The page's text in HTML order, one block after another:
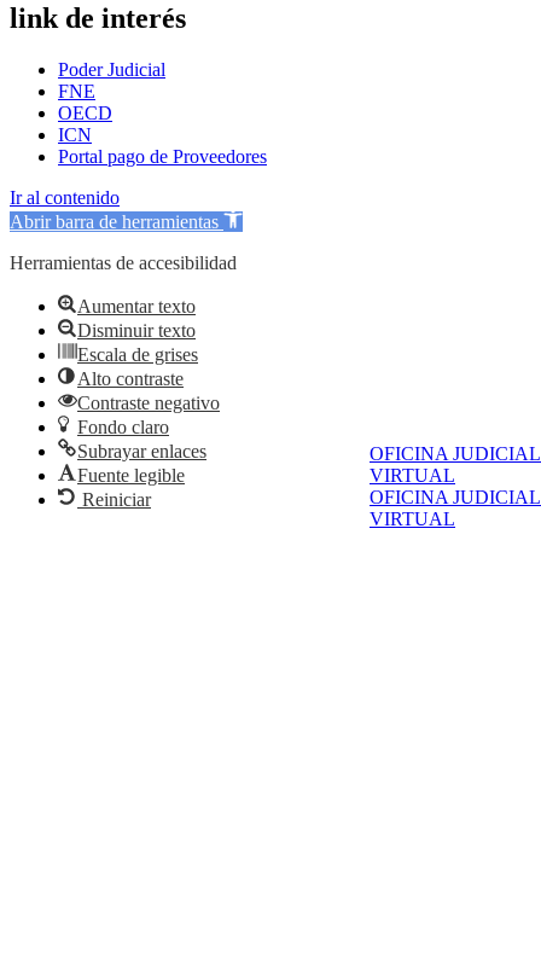
OFICINA JUDICIAL
VIRTUAL
OFICINA JUDICIAL
VIRTUAL
link de interés
Poder Judicial
FNE
OECD
ICN
Portal pago de Proveedores
Ir al contenido
Abrir barra de herramientas
Herramientas de accesibilidad
Aumentar texto
Disminuir texto
Escala de grises
Alto contraste
Contraste negativo
Fondo claro
Subrayar enlaces
Fuente legible
Reiniciar